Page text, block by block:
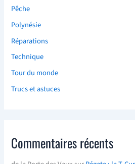
Pêche
Polynésie
Réparations
Technique
Tour du monde
Trucs et astuces
Commentaires récents